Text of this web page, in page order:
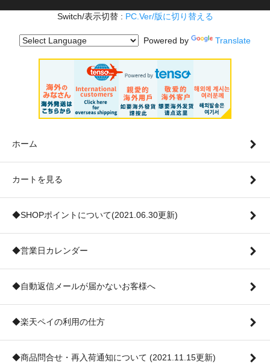
Switch/表示切替 : PC.Ver/版に切り替える
Powered by Translate
ホーム
カートを見る
◆SHOPポイントについて(2021.06.30更新)
◆営業日カレンダー
◆自動返信メールが届かないお客様へ
◆楽天ペイの利用の仕方
◆商品問合せ・再入荷通知について (2021.11.15更新)